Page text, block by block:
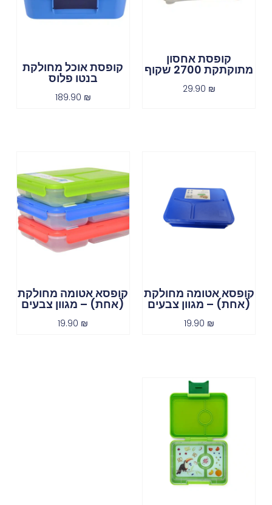
קופסת אחסון
מתוקתקת 2700 שקוף
29.90 ₪
קופסת אוכל מחולקת
בנטו פלוס
189.90 ₪
קופסא אטומה מחולקת
(אחת) – מגוון צבעים
19.90 ₪
קופסא אטומה מחולקת
(אחת) – מגוון צבעים
19.90 ₪